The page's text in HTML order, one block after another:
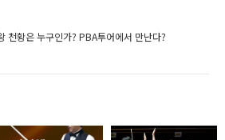
천황은 누구인가? PBA투어에서 만난다?